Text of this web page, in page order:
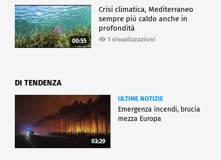
00:55
Crisi climatica, Mediterraneo
sempre più caldo anche in
profondità
1 visualizzazioni
DI TENDENZA
03:29
ULTIME NOTIZIE
Emergenza incendi, brucia
mezza Europa